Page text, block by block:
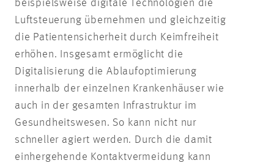
beispielsweise digitale Technologien die
Luftsteuerung übernehmen und gleichzeitig
die Patientensicherheit durch Keimfreiheit
erhöhen. Insgesamt ermöglicht die
Digitalisierung die Ablaufoptimierung
innerhalb der einzelnen Krankenhäuser wie
auch in der gesamten Infrastruktur im
Gesundheitswesen. So kann nicht nur
schneller agiert werden. Durch die damit
einhergehende Kontaktvermeidung kann